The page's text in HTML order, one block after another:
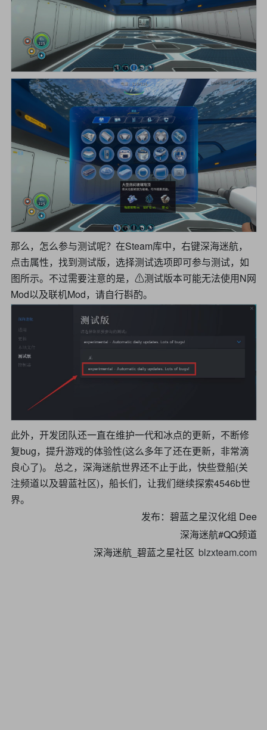
那么，怎么参与测试呢？在Steam库中，右键深海迷航，
点击属性，找到测试版，选择测试选项即可参与测试，如
图所示。不过需要注意的是，⚠测试版本可能无法使用N网
Mod以及联机Mod，请自行斟酌。
此外，开发团队还一直在维护一代和冰点的更新，不断修
复bug，提升游戏的体验性(这么多年了还在更新，非常滴
良心了)。 总之，深海迷航世界还不止于此，快些登船(关
注频道以及碧蓝社区)，船长们，让我们继续探索4546b世
界。
发布：碧蓝之星汉化组 Dee
深海迷航#QQ频道
深海迷航_碧蓝之星社区 blzxteam.com